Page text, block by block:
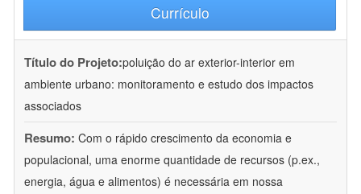
Currículo
Título do Projeto:poluição do ar exterior-interior em
ambiente urbano: monitoramento e estudo dos impactos
associados
Resumo: Com o rápido crescimento da economia e
populacional, uma enorme quantidade de recursos (p.ex.,
energia, água e alimentos) é necessária em nossa